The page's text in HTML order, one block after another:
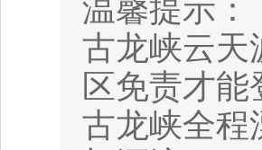
温馨提示：
古龙峡云天
区免责才能
古龙峡全程